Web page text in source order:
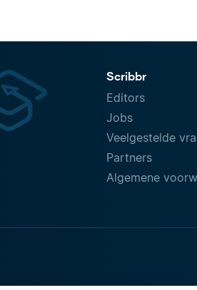
Scribbr
Editors
Jobs
Veelgestelde
Partners
Algemene